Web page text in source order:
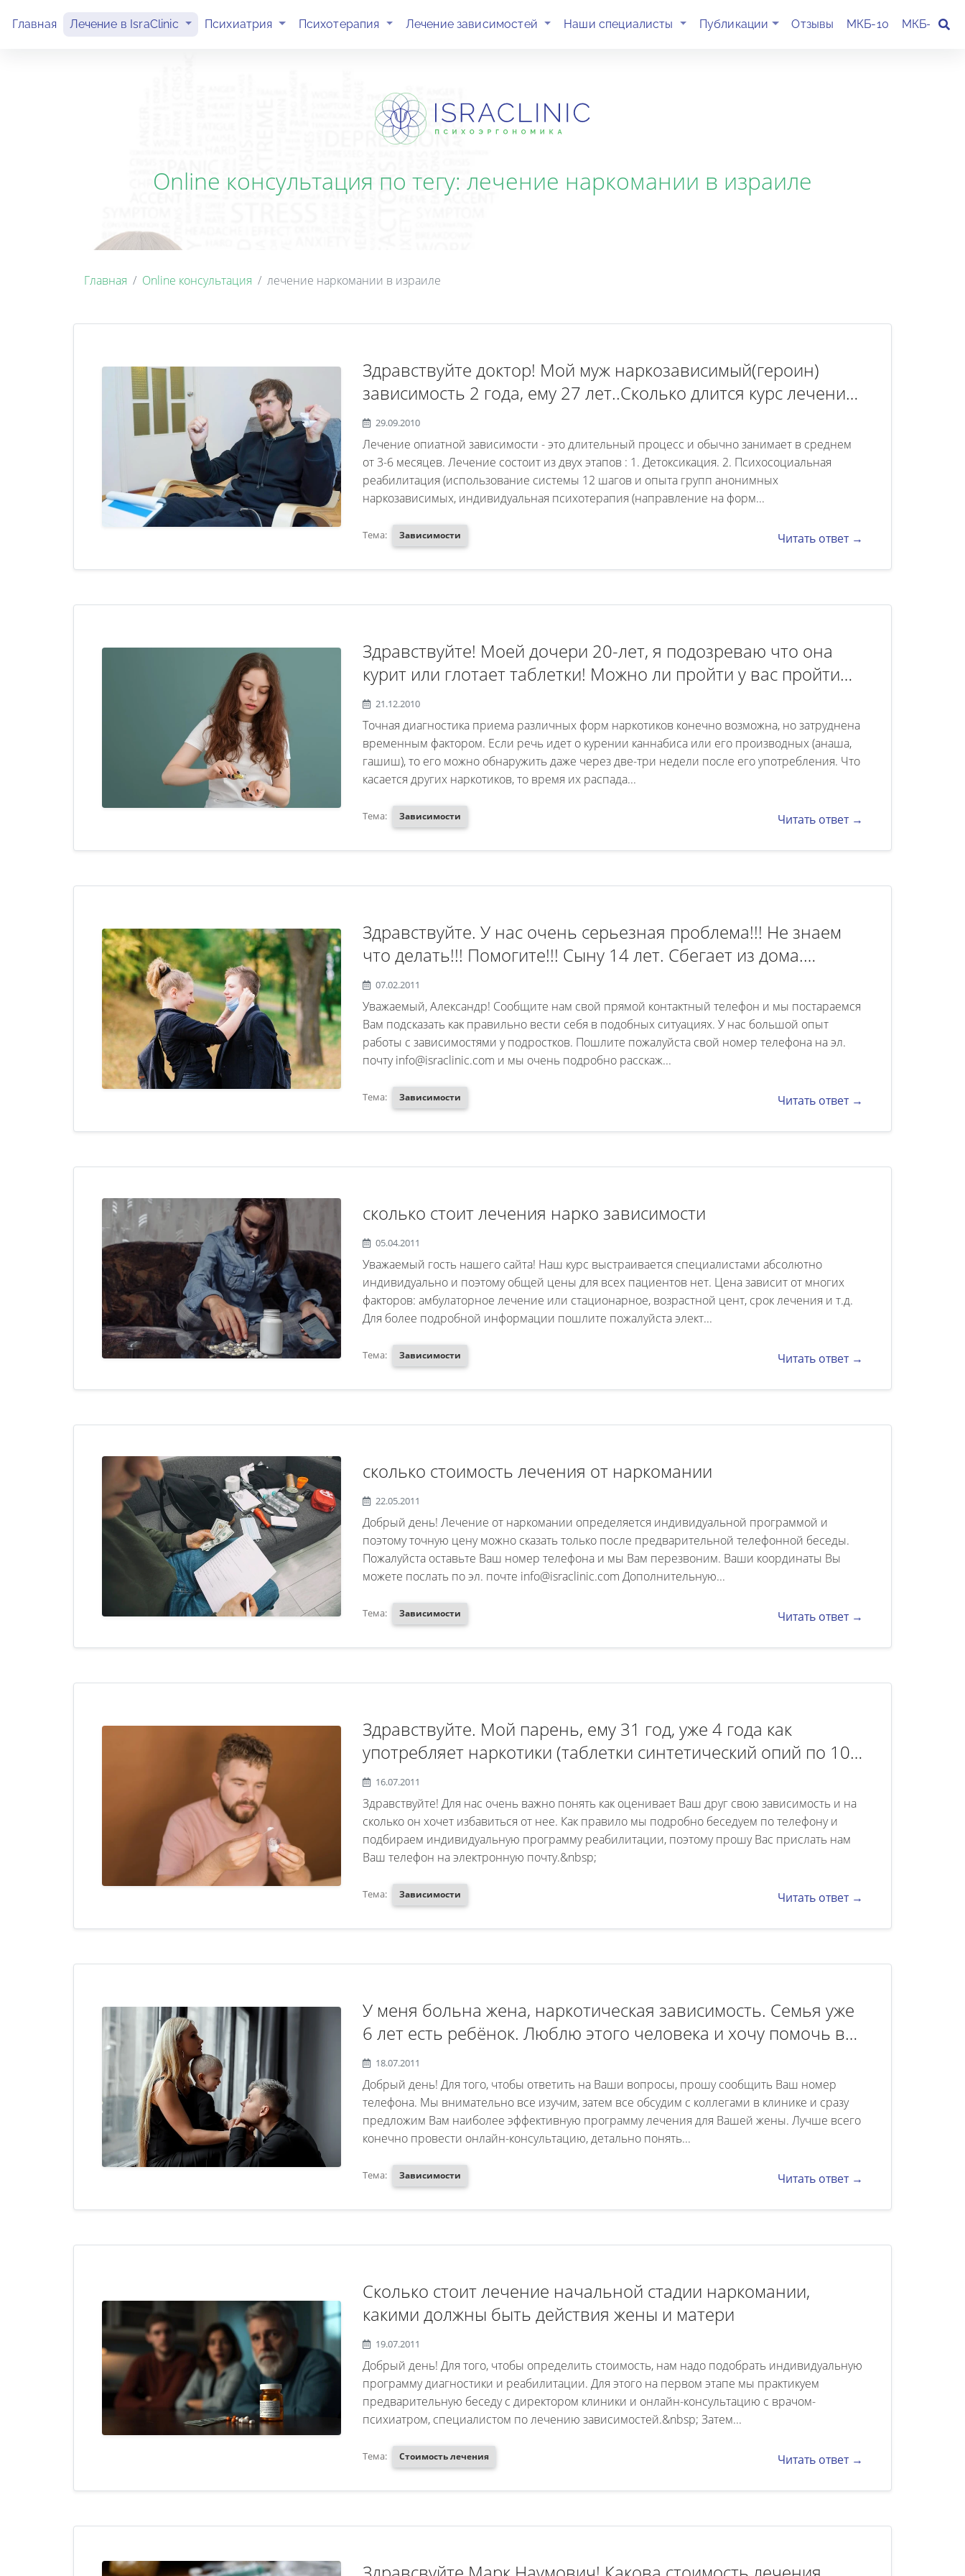
Главная Лечение в IsraClinic (current)Психиатрия (current)Психотерапия (current)Лечение зависимостей (current)Наши специалисты (current)Публикации Отзывы МКБ-10 МКБ-11
Online консультация по тегу: лечение наркомании в израиле
Главная Online консультация лечение наркомании в израиле
Здравствуйте доктор! Мой муж наркозависимый(героин)
зависимость 2 года, ему 27 лет..Сколько длится курс лечения
в вашей клинике, возможно ли совместное с ним
проживание, а также расскажите про условия прибывания в
вашей клинике, стоимость.
29.09.2010
Лечение опиатной зависимости - это длительный процесс и обычно занимает в среднем
от 3-6 месяцев. Лечение состоит из двух этапов : 1. Детоксикация. 2. Психосоциальная
реабилитация (использование системы 12 шагов и опыта групп анонимных
наркозависимых, индивидуальная психотерапия (направление на форм...
Тема: Зависимости Читать ответ →
Здравствуйте! Моей дочери 20-лет, я подозреваю что она
курит или глотает таблетки! Можно ли пройти у вас пройти
диогностику и сдать все анализы? Мы проживаем в России в
городе Сочи и по уважительной причине не хочу здесь
пройти курс лечения
21.12.2010
Точная диагностика приема различных форм наркотиков конечно возможна, но затруднена
временным фактором. Если речь идет о курении каннабиса или его производных (анаша,
гашиш), то его можно обнаружить даже через две-три недели после его употребления. Что
касается других наркотиков, то время их распада...
Тема: Зависимости Читать ответ →
Здравствуйте. У нас очень серьезная проблема!!! Не знаем
что делать!!! Помогите!!! Сыну 14 лет. Сбегает из дома.
Нюхает клей!!! Мы начинаем разговаривать с ним что это
его убивает вродебы все понимает но проходит какоето
время и он опять срывается!!!
07.02.2011
Уважаемый, Александр! Сообщите нам свой прямой контактный телефон и мы постараемся
Вам подсказать как правильно вести себя в подобных ситуациях. У нас большой опыт
работы с зависимостями у подростков. Пошлите пожалуйста свой номер телефона на эл.
почту info@israclinic.com и мы очень подробно расскаж...
Тема: Зависимости Читать ответ →
сколько стоит лечения нарко зависимости
05.04.2011
Уважаемый гость нашего сайта! Наш курс выстраивается специалистами абсолютно
индивидуально и поэтому общей цены для всех пациентов нет. Цена зависит от многих
факторов: амбулаторное лечение или стационарное, возрастной цент, срок лечения и т.д.
Для более подробной информации пошлите пожалуйста элект...
Тема: Зависимости Читать ответ →
сколько стоимость лечения от наркомании
22.05.2011
Добрый день! Лечение от наркомании определяется индивидуальной программой и
поэтому точную цену можно сказать только после предварительной телефонной беседы.
Пожалуйста оставьте Ваш номер телефона и мы Вам перезвоним. Ваши координаты Вы
можете послать по эл. почте info@israclinic.com Дополнительную...
Тема: Зависимости Читать ответ →
Здравствуйте. Мой парень, ему 31 год, уже 4 года как
употребляет наркотики (таблетки синтетический опий по 10
шт. в день) возможно ли это вылечить, если да то примерно
за какой период времени и сколько стоит лечение. При этом
у него есть желание бросить
16.07.2011
Здравствуйте! Для нас очень важно понять как оценивает Ваш друг свою зависимость и на
сколько он хочет избавиться от нее. Как правило мы подробно беседуем по телефону и
подбираем индивидуальную программу реабилитации, поэтому прошу Вас прислать нам
Ваш телефон на электронную почту.&nbsp;
Тема: Зависимости Читать ответ →
У меня больна жена, наркотическая зависимость. Семья уже
6 лет есть ребёнок. Люблю этого человека и хочу помочь в
болезни. Будте добры ответить;Сколько длиться лечение?
Его этапы? И стоимость. Где проходит лечение и как?
18.07.2011
Добрый день! Для того, чтобы ответить на Ваши вопросы, прошу сообщить Ваш номер
телефона. Мы внимательно все изучим, затем все обсудим с коллегами в клинике и сразу
предложим Вам наиболее эффективную программу лечения для Вашей жены. Лучше всего
конечно провести онлайн-консультацию, детально понять...
Тема: Зависимости Читать ответ →
Сколько стоит лечение начальной стадии наркомании,
какими должны быть действия жены и матери
19.07.2011
Добрый день! Для того, чтобы определить стоимость, нам надо подобрать индивидуальную
программу диагностики и реабилитации. Для этого на первом этапе мы практикуем
предварительную беседу с директором клиники и онлайн-консультацию с врачом-
психиатром, специалистом по лечению зависимостей.&nbsp; Затем...
Тема: Стоимость лечения Читать ответ →